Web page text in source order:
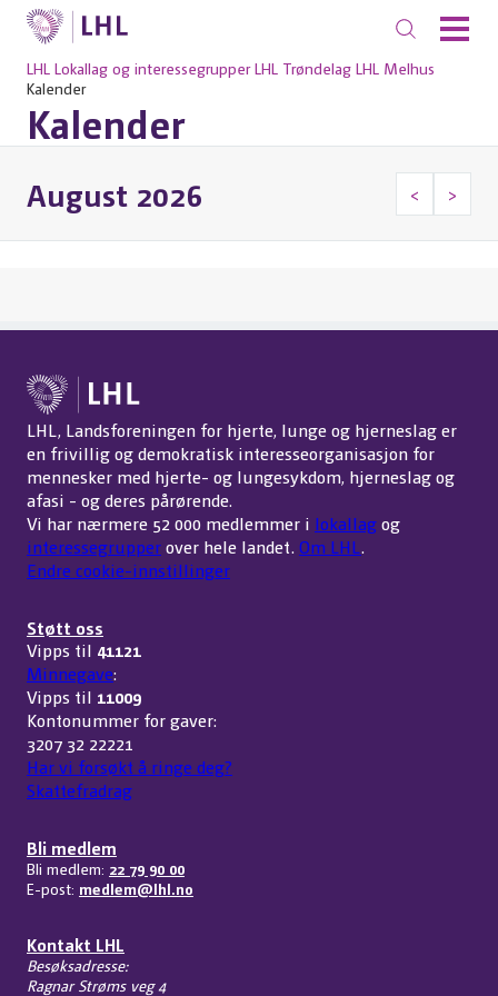
LHL Lokallag og interessegrupper LHL Trøndelag LHL Melhus
Kalender
Kalender
August 2026 < >
LHL, Landsforeningen for hjerte, lunge og hjerneslag er
en frivillig og demokratisk interesseorganisasjon for
mennesker med hjerte- og lungesykdom, hjerneslag og
afasi - og deres pårørende.
Vi har nærmere 52 000 medlemmer i lokallagog
interessegrupperover hele landet. Om LHL.
Endre cookie-innstillinger
Støtt oss
Vipps til 41121
Minnegave:
Vipps til 11009
Kontonummer for gaver:
3207 32 22221
Har vi forsøkt å ringe deg?
Skattefradrag
Bli medlem
Bli medlem: 22 79 90 00
E-post: medlem@lhl.no
Kontakt LHL
Besøksadresse:
Ragnar Strøms veg 4